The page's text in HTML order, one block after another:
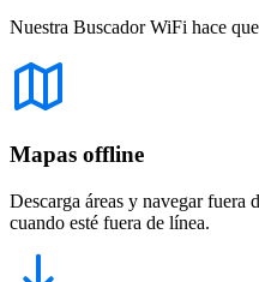
Nuestra Buscador WiFi hace
Mapas offline
Descarga áreas y navegar fuera
cuando esté fuera de línea.